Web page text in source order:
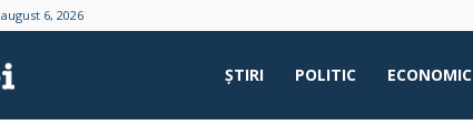
6, 2026
ŞTIRI POLITIC ECONOMIC